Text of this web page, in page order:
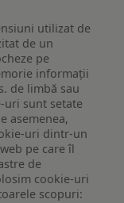
utilizat de
de un
pe
informații
de limbă sau
uri sunt setate
asemenea,
uri dintr-un
pe care îl
de
cookie-uri
scopuri: